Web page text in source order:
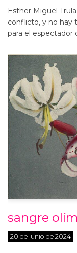
Esther Miguel
conflicto, y no hay
para el espectador
sangre
20 de junio de 2024